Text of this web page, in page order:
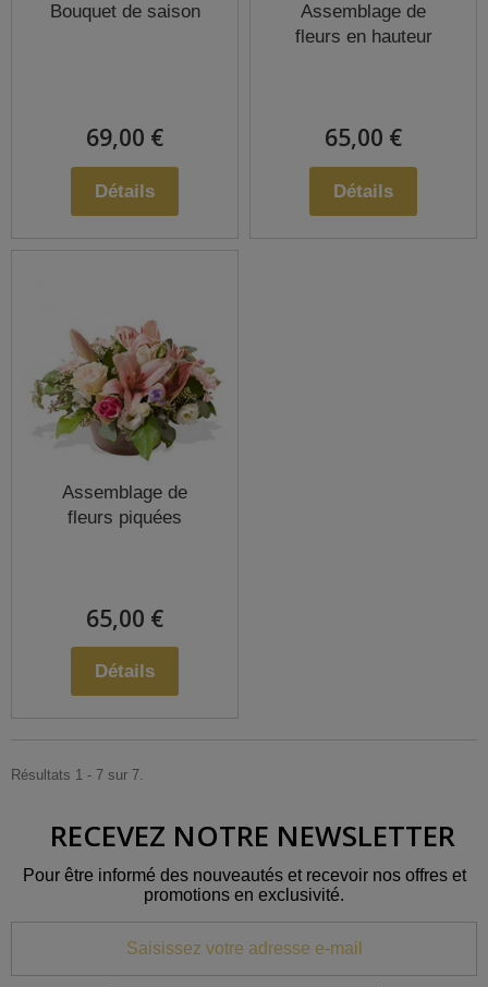
Bouquet de saison
69,00 €
Détails
Assemblage de
fleurs en hauteur
65,00 €
Détails
Assemblage de
fleurs piquées
65,00 €
Détails
Résultats 1 - 7 sur 7.
RECEVEZ NOTRE NEWSLETTER
Pour être informé des nouveautés et recevoir nos offres et
promotions en exclusivité.